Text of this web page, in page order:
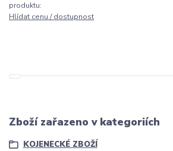
produktu:
Hlídat cenu / dostupnost
Zboží zařazeno v kategoriích
KOJENECKÉ ZBOŽÍ